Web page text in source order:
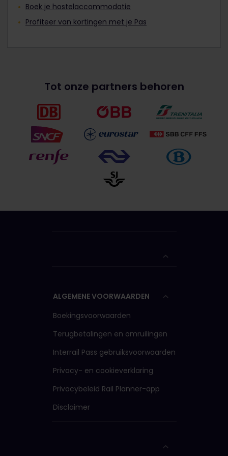
Boek je hostelaccommodatie
Profiteer van kortingen met je Pas
Tot onze partners behoren
ALGEMENE VOORWAARDEN
Boekingsvoorwaarden
Terugbetalingen en omruilingen
Interrail Pass gebruiksvoorwaarden
Privacy- en cookieverklaring
Privacybeleid Rail Planner-app
Disclaimer